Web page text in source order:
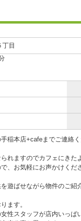
丁目
稲本店+cafeまでご連絡く
れますのでカフェにきた
、お気軽にお声かけくだ
遊ばせながら物件のご紹
ます。
性スタッフが店内いっぱ